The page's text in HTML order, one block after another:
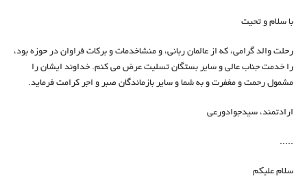
با سلام و تحیت
رحلت والد گرامی، که از عالمان ربانی، و منشاخدمات و برکات فراوان در حوزه بود،
را خدمت جناب عالی و سایر بستگان تسلیت عرض می کنم. خداوند ایشان را
مشمول رحمت و مغفرت و به شما و سایر بازماندگان صبر و اجر کرامت فرماید.
ارادتمند، سیدجوادورعی
.....
سلام علیکم